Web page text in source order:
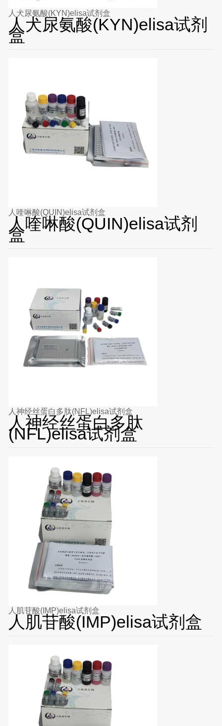
人犬尿氨酸(KYN)elisa试剂盒
人犬尿氨酸(KYN)elisa试剂
盒
人喹啉酸(QUIN)elisa试剂盒
人喹啉酸(QUIN)elisa试剂
盒
人神经丝蛋白多肽(NFL)elisa试剂盒
人神经丝蛋白多肽
(NFL)elisa试剂盒
人肌苷酸(IMP)elisa试剂盒
人肌苷酸(IMP)elisa试剂盒